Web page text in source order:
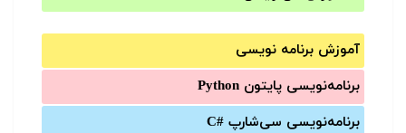
آموزش برنامه نویسی
برنامه‌نویسی پایتون Python
برنامه‌‌نویسی سی‌شارپ C#‎